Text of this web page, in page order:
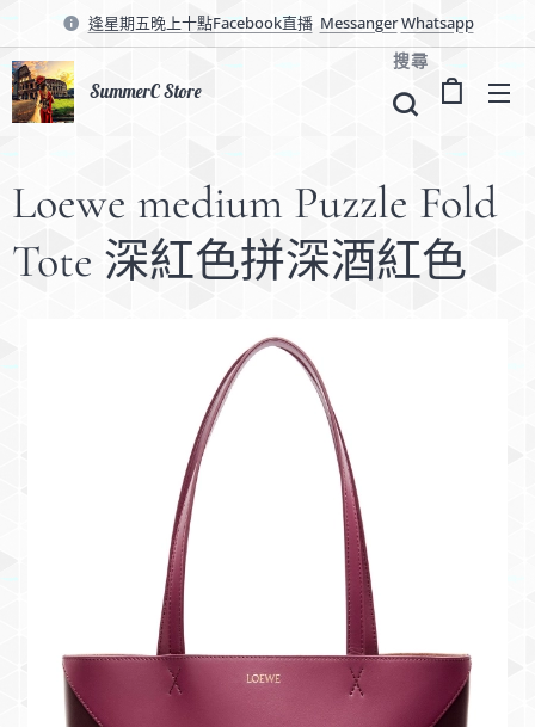
逢星期五晚上十點Facebook直播 MessangerWhatsapp
SummerC Store
搜尋
Loewe medium Puzzle Fold
Tote 深紅色拼深酒紅色